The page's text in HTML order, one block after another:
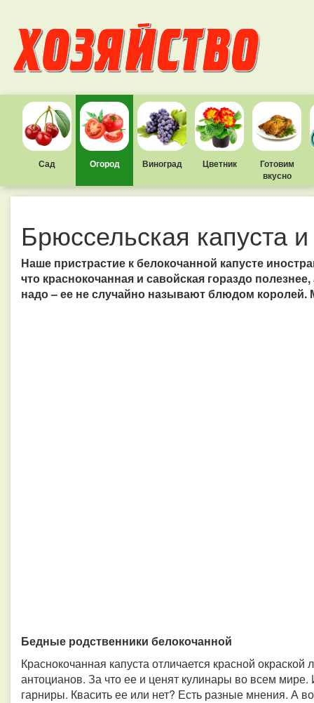
Сад Огород Виноград Цветник
Готовим
вкусно
Брюссельская капуста
Наше пристрастие к белокочанной капусте
что краснокочанная и савойская гораздо
надо – ее не случайно называют блюдом королей.
Бедные родственники белокочанной
Краснокочанная капуста отличается красной
антоцианов. За что ее и ценят кулинары во всем
гарниры. Квасить ее или нет? Есть разные мнения. А